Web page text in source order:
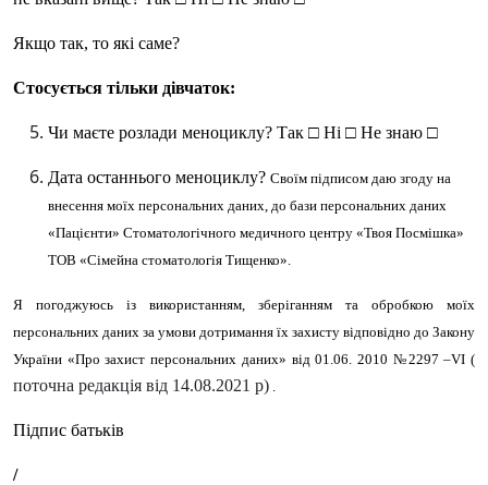
Якщо так, то які саме?
Стосується тільки дівчаток:
Чи маєте розлади меноциклу? Так □ Ні □ Не знаю □
Дата останнього меноциклу? Своїм підписом даю згоду на
внесення моїх персональних даних, до бази персональних даних
«Пацієнти» Стоматологічного медичного центру «Твоя Посмішка»
ТОВ «Сімейна стоматологія Тищенко».
Я погоджуюсь із використанням, зберіганням та обробкою моїх
персональних даних за умови дотримання їх захисту відповідно до Закону
України «Про захист персональних даних» від 01.06. 2010 №2297 –VІ (
поточна редакція від 14.08.2021 р) .
Підпис батьків
/